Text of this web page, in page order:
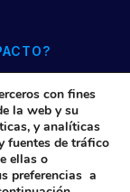
de impacto
con fines
la web y su
y analíticas
fuentes de tráfico
ellas o
preferencias a